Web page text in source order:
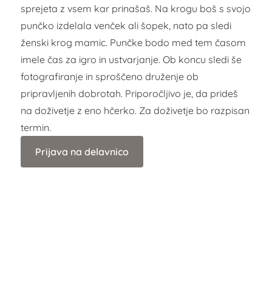
sprejeta z vsem kar prinašaš. Na krogu boš s svojo
punčko izdelala venček ali šopek, nato pa sledi
ženski krog mamic. Punčke bodo med tem časom
imele čas za igro in ustvarjanje. Ob koncu sledi še
fotografiranje in sproščeno druženje ob
pripravljenih dobrotah. Priporočljivo je, da prideš
na doživetje z eno hčerko. Za doživetje bo razpisan
termin.
Prijava na delavnico